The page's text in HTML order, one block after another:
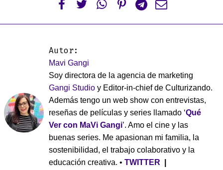
     
Autor:
Mavi Gangi
Soy directora de la agencia de marketing
Gangi Studio y Editor-in-chief de Culturizando.
Además tengo un web show con entrevistas,
reseñas de películas y series llamado ‘Qué
Ver con MaVi Gangi’. Amo el cine y las
buenas series. Me apasionan mi familia, la
sostenibilidad, el trabajo colaborativo y la
educación creativa. • TWITTER